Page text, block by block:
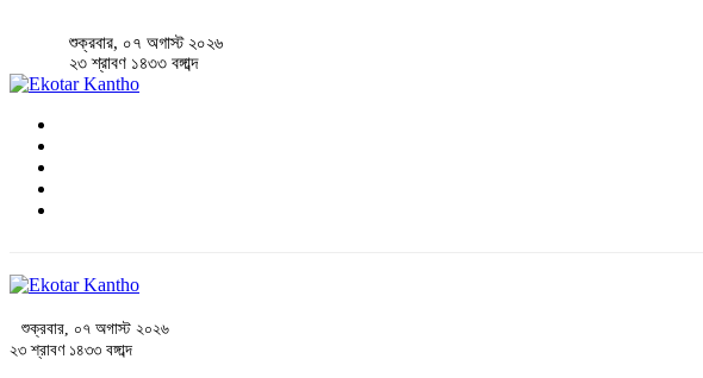
শুক্রবার, ০৭ অগাস্ট ২০২৬
২৩ শ্রাবণ ১৪৩৩ বঙ্গাব্দ
শুক্রবার, ০৭ অগাস্ট ২০২৬
২৩ শ্রাবণ ১৪৩৩ বঙ্গাব্দ